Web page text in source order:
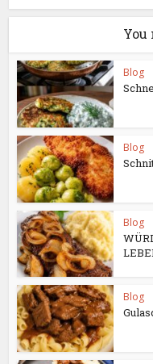
You
Blog
Blog
Blog
Blog